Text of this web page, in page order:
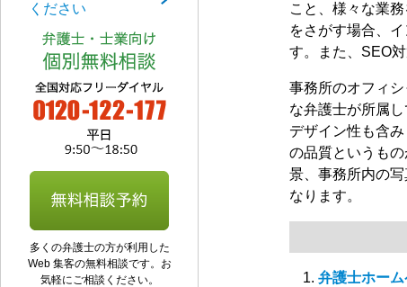
ください
多くの弁護士の方が利用した
Web 集客の無料相談です。お
気軽にご相談ください。
こと、様々な業
をさがす場合、
す。また、SEO
事務所のオフィ
な弁護士が所属
デザイン性も含
の品質というも
景、事務所内の
なります。
弁護士ホー